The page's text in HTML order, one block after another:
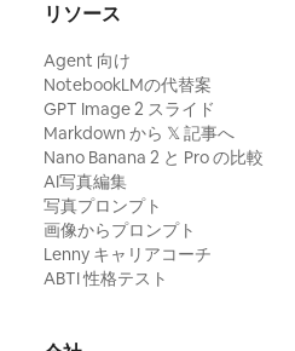
リソース
Agent 向け
NotebookLMの代替案
GPT Image 2 スライド
Markdown から 𝕏 記事へ
Nano Banana 2 と Pro の比較
AI写真編集
写真プロンプト
画像からプロンプト
Lenny キャリアコーチ
ABTI 性格テスト